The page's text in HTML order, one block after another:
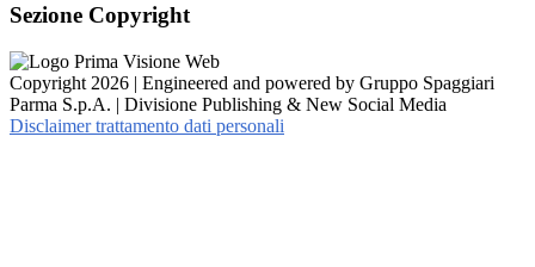
Sezione Copyright
Copyright 2026 | Engineered and powered by Gruppo Spaggiari
Parma S.p.A. | Divisione Publishing & New Social Media
Disclaimer trattamento dati personali